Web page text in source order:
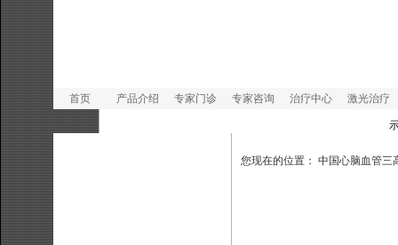
首页 产品介绍 专家门诊 专家咨询 治疗中心 激光治疗
您现在的位置： 中国心脑血管三